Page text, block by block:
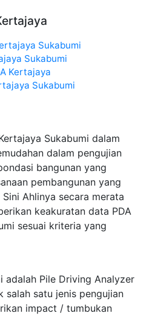
Sukabumi
Sukabumi
Kertajaya
Sukabumi
Sukabumi dalam
dalam pengujian
bangunan yang
pembangunan yang
Ahlinya secara merata
keakuratan data PDA
sesuai kriteria yang
adalah Pile Driving Analyzer
salah satu jenis pengujian
impact / tumbukan